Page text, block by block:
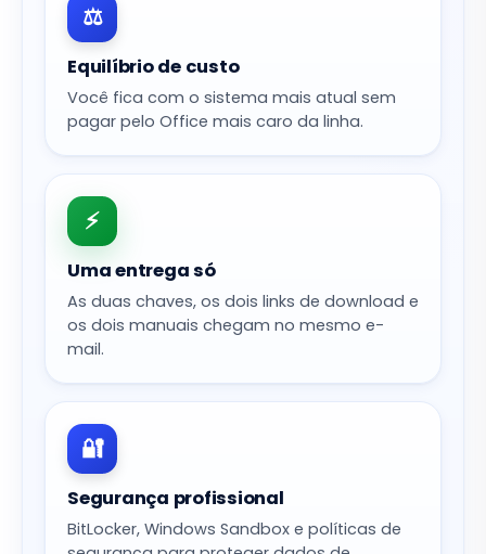
⚖️
Equilíbrio de custo
Você fica com o sistema mais atual sem
pagar pelo Office mais caro da linha.
⚡
Uma entrega só
As duas chaves, os dois links de download e
os dois manuais chegam no mesmo e-
mail.
🔐
Segurança profissional
BitLocker, Windows Sandbox e políticas de